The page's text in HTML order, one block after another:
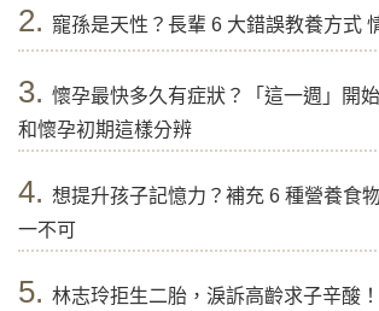
2. 寵孫是天性？長輩 6 大錯誤教養方式
3. 懷孕最快多久有症狀？「這一週」開
和懷孕初期這樣分辨
4. 想提升孩子記憶力？補充 6 種營養食
一不可
5. 林志玲拒生二胎，淚訴高齡求子辛酸